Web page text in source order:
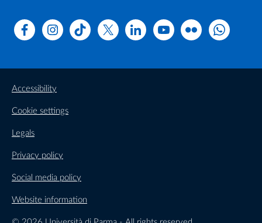
FacebookInstagramTikTok X LinkedinYoutubeFlickr
Accessibility
Cookie settings
Legals
Privacy policy
Social media policy
Website information